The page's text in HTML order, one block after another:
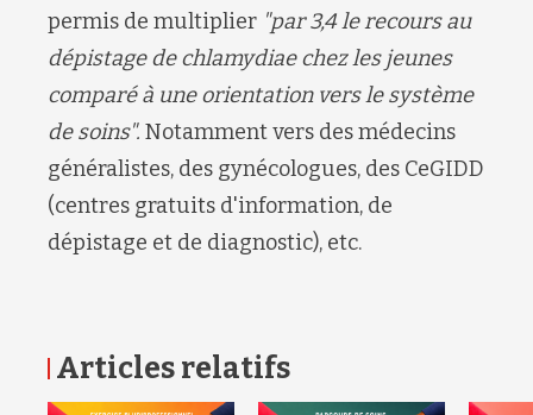
permis de multiplier "par 3,4 le recours au
dépistage de chlamydiae chez les jeunes
comparé à une orientation vers le système
de soins". Notamment vers des médecins
généralistes, des gynécologues, des CeGIDD
(centres gratuits d'information, de
dépistage et de diagnostic), etc.
Articles relatifs